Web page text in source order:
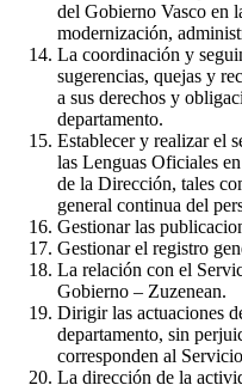
del Gobierno Vasco en
modernización,
La coordinación y
sugerencias, quejas y
a sus derechos y
departamento.
Establecer y realizar el
las Lenguas Oficiales
de la Dirección, tales
general continua del
Gestionar las
Gestionar el registro
La relación con el
Gobierno – Zuzenean.
Dirigir las actuaciones
departamento, sin
corresponden al
La dirección de la